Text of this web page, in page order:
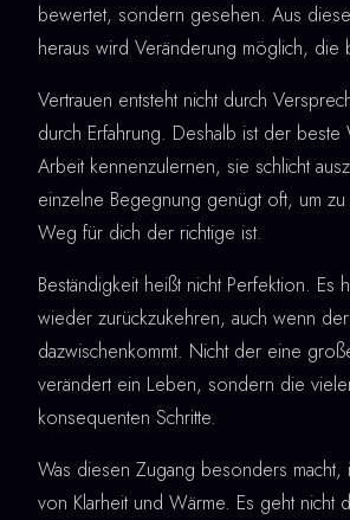
bewertet, sondern gesehen. Aus
heraus wird Veränderung möglich, die
Vertrauen entsteht nicht durch
durch Erfahrung. Deshalb ist der
Arbeit kennenzulernen, sie schlicht
einzelne Begegnung genügt oft, um
Weg für dich der richtige ist.
Beständigkeit heißt nicht Perfektion. Es
wieder zurückzukehren, auch wenn
dazwischenkommt. Nicht der eine
verändert ein Leben, sondern die
konsequenten Schritte.
Was diesen Zugang besonders
von Klarheit und Wärme. Es geht nicht